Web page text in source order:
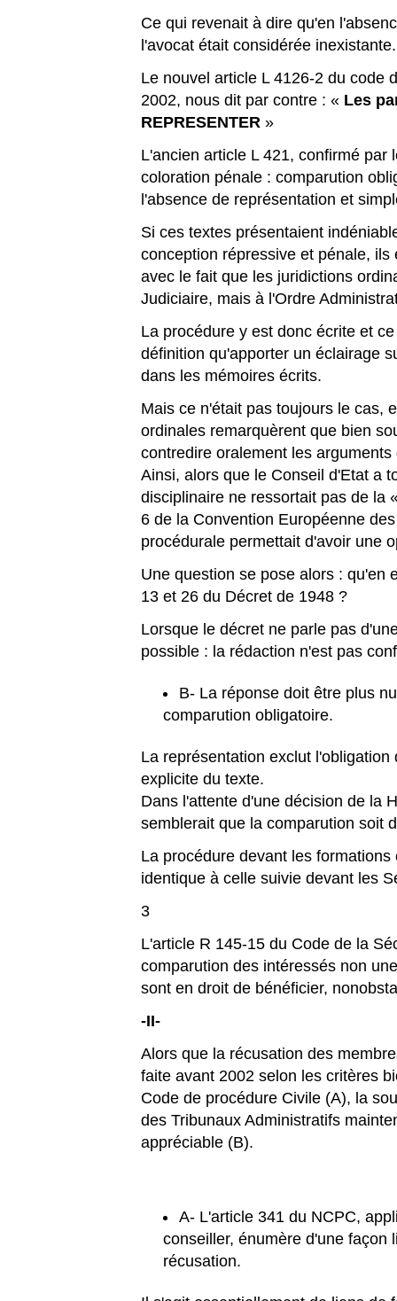
Ce qui revenait à dire qu'en
l'avocat était considérée inexistante.
Le nouvel article L 4126-2 du code
2002, nous dit par contre : « Les
REPRESENTER »
L'ancien article L 421, confirmé par
coloration pénale : comparution
l'absence de représentation et
Si ces textes présentaient
conception répressive et pénale,
avec le fait que les juridictions
Judiciaire, mais à l'Ordre
La procédure y est donc écrite et
définition qu'apporter un éclairage
dans les mémoires écrits.
Mais ce n'était pas toujours le cas,
ordinales remarquèrent que bien
contredire oralement les
Ainsi, alors que le Conseil d'Etat a
disciplinaire ne ressortait pas de la
6 de la Convention Européenne
procédurale permettait d'avoir une
Une question se pose alors : qu'en
13 et 26 du Décret de 1948 ?
Lorsque le décret ne parle pas
possible : la rédaction n'est pas
B- La réponse doit être plus
comparution obligatoire.
La représentation exclut
explicite du texte.
Dans l'attente d'une décision de la
semblerait que la comparution soit
La procédure devant les
identique à celle suivie devant les
3
L'article R 145-15 du Code de la
comparution des intéressés non
sont en droit de bénéficier,
-II-
Alors que la récusation des
faite avant 2002 selon les critères
Code de procédure Civile (A), la
des Tribunaux Administratifs
appréciable (B).
A- L'article 341 du NCPC,
conseiller, énumère d'une façon
récusation.